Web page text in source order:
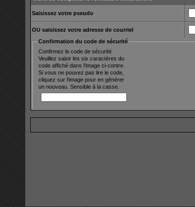
Saisissez votre pseudo
OU saisissez votre adresse de courriel
Confirmation du code de sécurité
Confirmez le code de sécurité
Veuillez saisir les six caractères du
code affiché dans l'image ci-contre.
Si vous ne pouvez pas lire le code,
cliquez sur l'image pour en générer
un nouveau. Sensible à la casse.